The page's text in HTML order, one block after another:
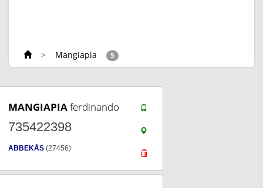
> Mangiapia 5
MANGIAPIAferdinando
735422398
ABBEKÅS (27456)